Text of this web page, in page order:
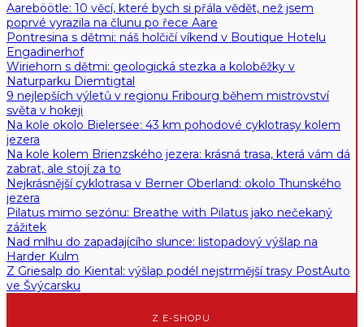
Aareböötle: 10 věcí, které bych si přála vědět, než jsem
poprvé vyrazila na člunu po řece Aare
Pontresina s dětmi: náš holčičí víkend v Boutique Hotelu
Engadinerhof
Wiriehorn s dětmi: geologická stezka a koloběžky v
Naturparku Diemtigtal
9 nejlepších výletů v regionu Fribourg během mistrovství
světa v hokeji
Na kole okolo Bielersee: 43 km pohodové cyklotrasy kolem
jezera
Na kole kolem Brienzského jezera: krásná trasa, která vám dá
zabrat, ale stojí za to
Nejkrásnější cyklotrasa v Berner Oberland: okolo Thunského
jezera
Pilatus mimo sezónu: Breathe with Pilatus jako nečekaný
zážitek
Nad mlhu do zapadajícího slunce: listopadový výšlap na
Harder Kulm
Z Griesalp do Kiental: výšlap podél nejstrmější trasy PostAuto
ve Švýcarsku
Z E-SHOPU